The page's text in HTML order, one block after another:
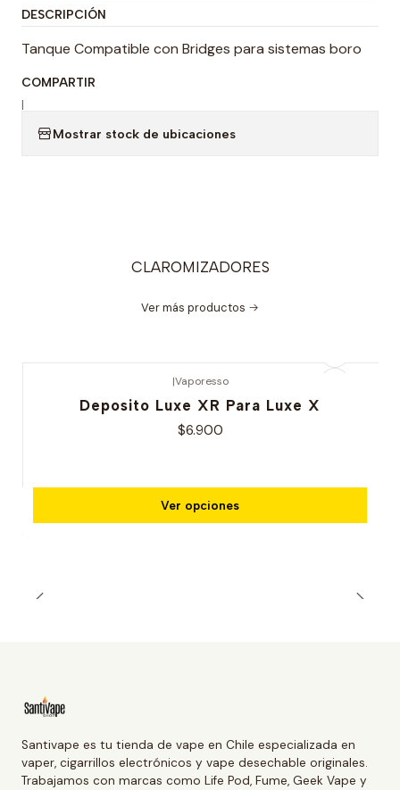
DESCRIPCIÓN
Tanque Compatible con Bridges para sistemas boro
COMPARTIR
|
Mostrar stock de ubicaciones
CLAROMIZADORES
Ver más productos
|Vaporesso
Deposito Luxe XR Para Luxe X
$6.900
Ver opciones
Santivape es tu tienda de vape en Chile especializada en
vaper, cigarrillos electrónicos y vape desechable originales.
Trabajamos con marcas como Life Pod, Fume, Geek Vape y